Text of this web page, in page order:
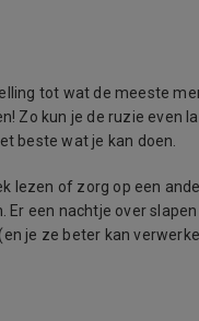
tot wat de meeste
Zo kun je de ruzie even
beste wat je kan doen.
lezen of zorg op een
een nachtje over slapen
je ze beter kan